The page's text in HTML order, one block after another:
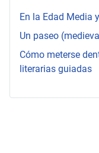
En la Edad Media
Un paseo
Cómo meterse
literarias guiadas